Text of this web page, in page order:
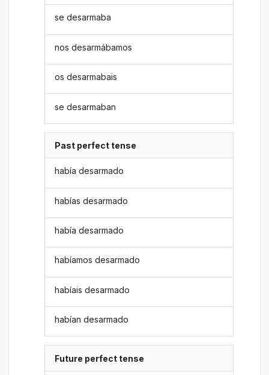
se desarmaba
nos desarmábamos
os desarmabais
se desarmaban
Past perfect tense
había desarmado
habías desarmado
había desarmado
habíamos desarmado
habíais desarmado
habían desarmado
Future perfect tense